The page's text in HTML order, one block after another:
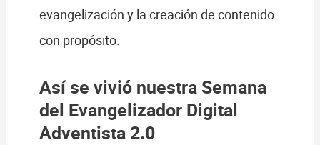
evangelización y la creación de contenido
con propósito.
Así se vivió nuestra Semana
del Evangelizador Digital
Adventista 2.0